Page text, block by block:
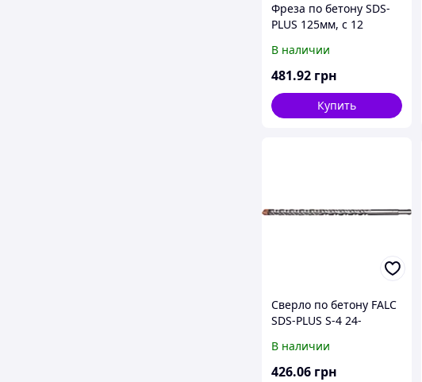
Фреза по бетону SDS-
PLUS 125мм, с 12
В наличии
481.92 грн
Купить
Сверло по бетону FALC
SDS-PLUS S-4 24-
В наличии
426.06 грн